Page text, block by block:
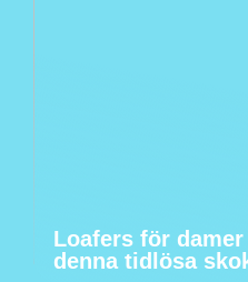
Loafers för damer
denna tidlösa